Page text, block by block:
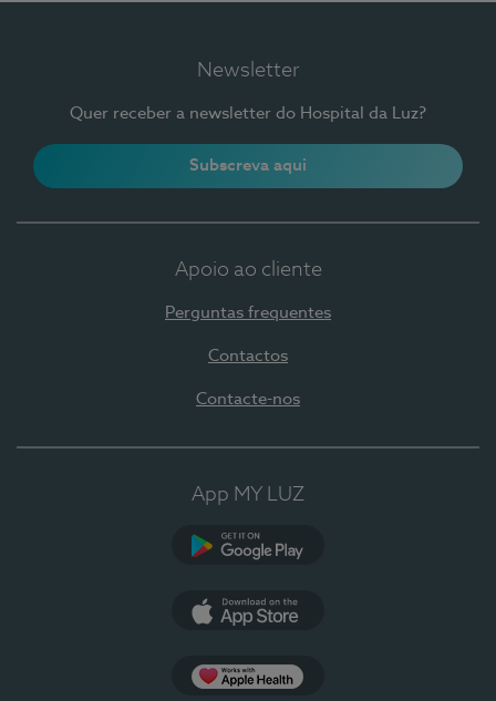
Newsletter
Quer receber a newsletter do Hospital da Luz?
Subscreva aqui
Apoio ao cliente
Perguntas frequentes
Contactos
Contacte-nos
App MY LUZ